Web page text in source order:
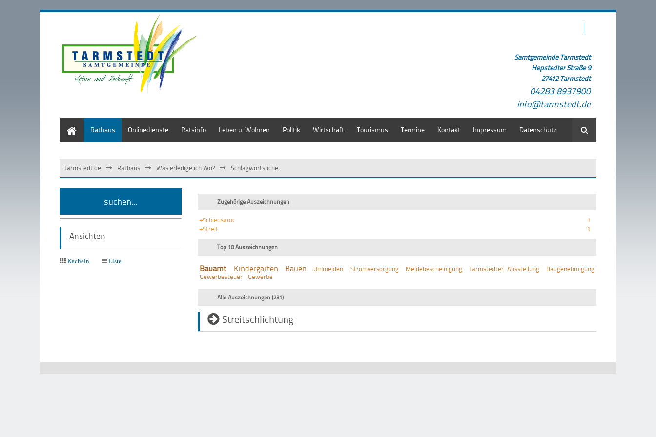
Samtgemeinde Tarmstedt
Hepstedter Straße 9
27412 Tarmstedt
04283 8937900
info@tarmstedt.de
Rathaus Onlinedienste Ratsinfo Leben u. Wohnen Politik Wirtschaft Tourismus Termine Kontakt Impressum Datenschutz Suche
tarmstedt.de Rathaus Was erledige ich Wo? Schlagwortsuche
suchen...
Ansichten
Kacheln Liste
Zugehörige Auszeichnungen
+Schiedsamt
1
+Streit
1
Top 10 Auszeichnungen
Bauamt Kindergärten Bauen Ummelden Stromversorgung Meldebescheinigung Tarmstedter Ausstellung
Baugenehmigung
Gewerbesteuer
Gewerbe
Alle Auszeichnungen (231)
Streitschlichtung